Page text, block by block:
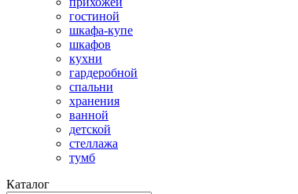
гостиной
шкафа-купе
шкафов
кухни
гардеробной
спальни
хранения
ванной
детской
стеллажа
тумб
Каталог